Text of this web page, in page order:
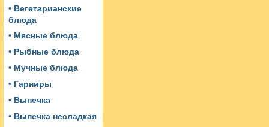
• Вегетарианские
блюда
• Мясные блюда
• Рыбные блюда
• Мучные блюда
• Гарниры
• Выпечка
• Выпечка несладкая